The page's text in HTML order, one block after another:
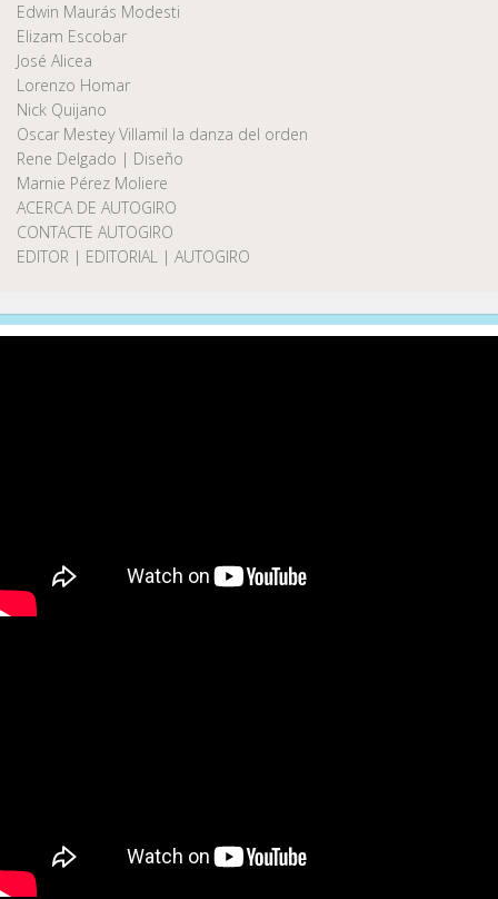
Edwin Maurás Modesti
Elizam Escobar
José Alicea
Lorenzo Homar
Nick Quijano
Oscar Mestey Villamil la danza del orden
Rene Delgado | Diseño
Marnie Pérez Moliere
ACERCA DE AUTOGIRO
CONTACTE AUTOGIRO
EDITOR | EDITORIAL | AUTOGIRO